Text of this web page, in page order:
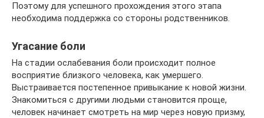
Поэтому для успешного прохождения этого этапа
необходима поддержка со стороны родственников.
Угасание боли
На стадии ослабевания боли происходит полное
восприятие близкого человека, как умершего.
Выстраивается постепенное привыкание к новой жизни.
Знакомиться с другими людьми становится проще,
человек начинает смотреть на мир через новую призму,